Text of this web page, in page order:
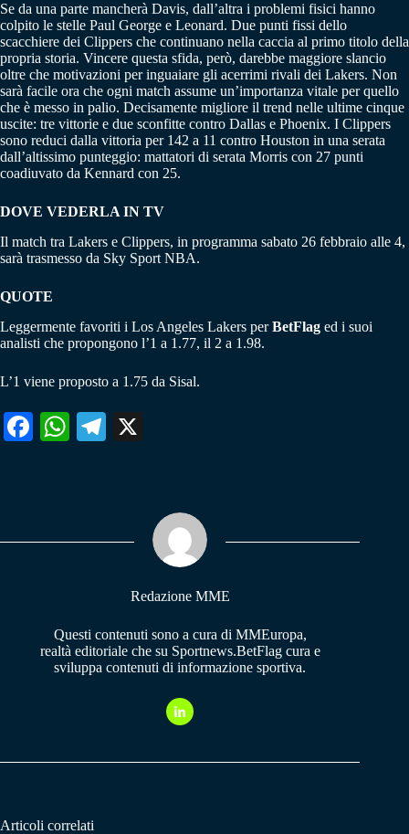
Se da una parte mancherà Davis, dall’altra i problemi fisici hanno
colpito le stelle Paul George e Leonard. Due punti fissi dello
scacchiere dei Clippers che continuano nella caccia al primo titolo della
propria storia. Vincere questa sfida, però, darebbe maggiore slancio
oltre che motivazioni per inguaiare gli acerrimi rivali dei Lakers. Non
sarà facile ora che ogni match assume un’importanza vitale per quello
che è messo in palio. Decisamente migliore il trend nelle ultime cinque
uscite: tre vittorie e due sconfitte contro Dallas e Phoenix. I Clippers
sono reduci dalla vittoria per 142 a 11 contro Houston in una serata
dall’altissimo punteggio: mattatori di serata Morris con 27 punti
coadiuvato da Kennard con 25.
DOVE VEDERLA IN TV
Il match tra Lakers e Clippers, in programma sabato 26 febbraio alle 4,
sarà trasmesso da Sky Sport NBA.
QUOTE
Leggermente favoriti i Los Angeles Lakers perBetFlag ed i suoi
analisti che propongono l’1 a 1.77, il 2 a 1.98.
L’1 viene proposto a 1.75 da Sisal.
Fa W
pp
Te
m
Redazione MME
Questi contenuti sono a cura di MMEuropa,
realtà editoriale che su Sportnews.BetFlag cura e
sviluppa contenuti di informazione sportiva.
Articoli correlati